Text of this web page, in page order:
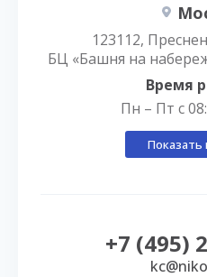
123112,
БЦ «Башня на
Время
Пн – Пт с
Показать
+7 (495)